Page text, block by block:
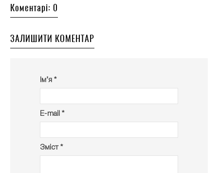
Коментарі: 0
ЗАЛИШИТИ КОМЕНТАР
Ім’я *
E-mail *
Зміст *